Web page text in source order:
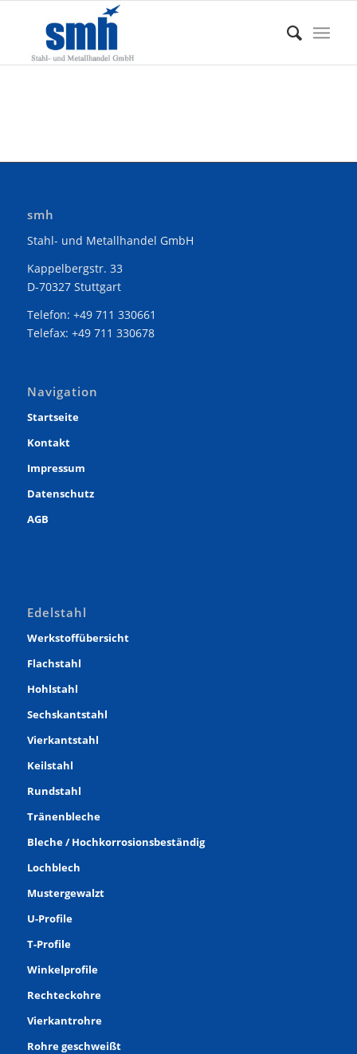
smh
Stahl- und Metallhandel GmbH
Kappelbergstr. 33
D-70327 Stuttgart
Telefon: +49 711 330661
Telefax: +49 711 330678
Navigation
Startseite
Kontakt
Impressum
Datenschutz
AGB
Edelstahl
Werkstoffübersicht
Flachstahl
Hohlstahl
Sechskantstahl
Vierkantstahl
Keilstahl
Rundstahl
Tränenbleche
Bleche / Hochkorrosionsbeständig
Lochblech
Mustergewalzt
U-Profile
T-Profile
Winkelprofile
Rechteckohre
Vierkantrohre
Rohre geschweißt